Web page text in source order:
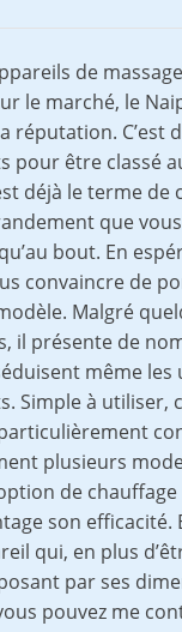
de
le marché, le
réputation. C’est
pour être classé
déjà le terme de
que vous
bout. En
convaincre de
Malgré
il présente de
même les
Simple à utiliser,
plusieurs
de
son efficacité.
qui, en plus
par ses
pouvez me